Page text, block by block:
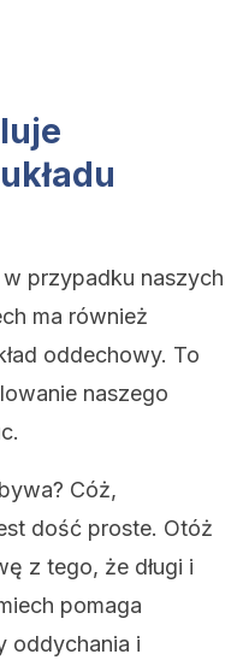
przypadku naszych
ma również
oddechowy. To
naszego
Cóż,
dość proste. Otóż
z tego, że długi i
pomaga
oddychania i